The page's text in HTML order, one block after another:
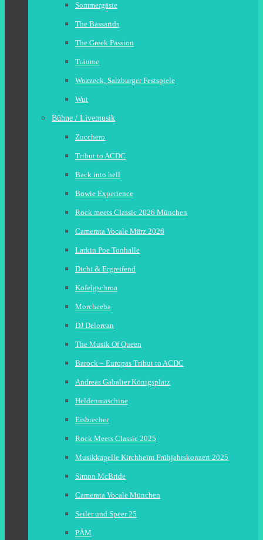
Sommergäste
The Bassarids
The Greek Passion
Träume
Wozzeck, Salzburger Festspiele
Wut
Bühne / Livemusik
Zucchero
Tribut to ACDC
Back into hell
Bowie Experience
Rock meets Classic 2026 München
Camerata Vocale März 2026
Larkin Poe Tonhalle
Dicht & Ergreifend
Kofelgschroa
Morcheeba
DJ Delorean
The Musik Of Queen
Barock – Europas Tribut to ACDC
Andreas Gabalier Königsplatz
Heldenmaschine
Eisbrecher
Rock Meets Classic 2025
Musikkapelle Kirchheim Frühjahrskonzert 2025
Simon McBride
Camerata Vocale München
Seiler und Speer 25
PÄM